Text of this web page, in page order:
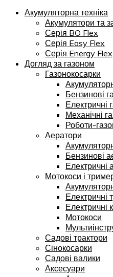
Акумуляторна техніка
Акумулятори та
Серія BO Flex
Серія Easy Flex
Серія Energy Flex
Догляд за газоном
Газонокосарки
Бензинові
Електричні
Механічні
Роботи-
Аератори
Бензинові
Електричні
Мотокоси і
Електричні
Електричні
Мотокоси
Садові трактори
Сінокосарки
Садові валики
Аксесуари